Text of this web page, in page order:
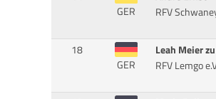
GER
RFV
18
GER
Leah Meier
RFV Lemgo